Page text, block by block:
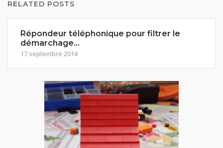
RELATED POSTS
Répondeur téléphonique pour filtrer le
démarchage…
17 septembre 2014